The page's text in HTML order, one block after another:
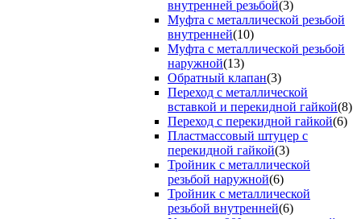
внутренней резьбой(3)
Муфта с металлической резьбой
внутренней(10)
Муфта с металлической резьбой
наружной(13)
Обратный клапан(3)
Переход с металлической
вставкой и перекидной гайкой(8)
Переход с перекидной гайкой(6)
Пластмассовый штуцер с
перекидной гайкой(3)
Тройник с металлической
резьбой наружной(6)
Тройник с металлической
резьбой внутренней(6)